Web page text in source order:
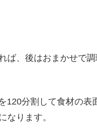
ば、後はおまかせで
120分割して食材の表
なります。